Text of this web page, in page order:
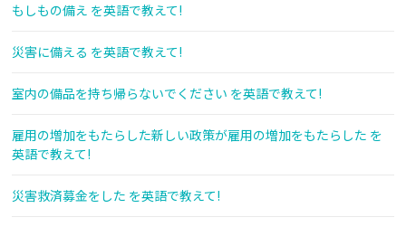
もしもの備え を英語で教えて!
災害に備える を英語で教えて!
室内の備品を持ち帰らないでください を英語で教えて!
雇用の増加をもたらした新しい政策が雇用の増加をもたらした を
英語で教えて!
災害救済募金をした を英語で教えて!